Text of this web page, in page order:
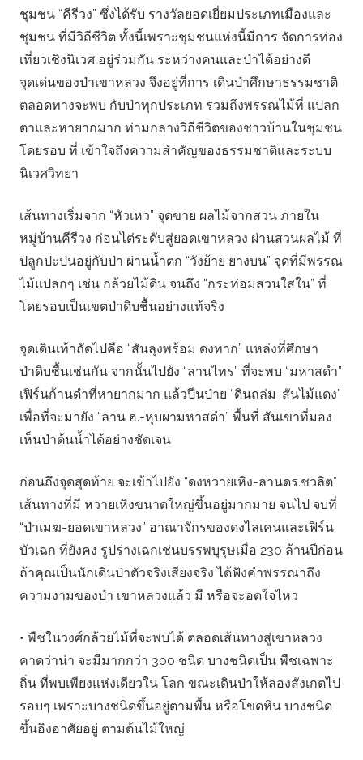
ชุมชน “คีรีวง” ซึ่งได้รับ รางวัลยอดเยี่ยมประเภทเมืองและ
ชุมชน ที่มีวิถีชีวิต ทั้งนี้เพราะชุมชนแห่งนี้มีการ จัดการท่อง
เที่ยวเชิงนิเวศ อยู่ร่วมกัน ระหว่างคนและป่าได้อย่างดี
จุดเด่นของป่าเขาหลวง จึงอยู่ที่การ เดินป่าศึกษาธรรมชาติ
ตลอดทางจะพบ กับป่าทุกประเภท รวมถึงพรรณไม้ที่ แปลก
ตาและหายากมาก ท่ามกลางวิถีชีวิตของชาวบ้านในชุมชน
โดยรอบ ที่ เข้าใจถึงความสําคัญของธรรมชาติและระบบ
นิเวศวิทยา
เส้นทางเริ่มจาก “หัวเหว” จุดขาย ผลไม้จากสวน ภายใน
หมู่บ้านคีรีวง ก่อนไต่ระดับสู่ยอดเขาหลวง ผ่านสวนผลไม้ ที่
ปลูกปะปนอยู่กับป่า ผ่านน้ำตก “วังย้าย ยางบน” จุดที่มีพรรณ
ไม้แปลกๆ เช่น กล้วยไม้ดิน จนถึง “กระท่อมสวนใสใน” ที่
โดยรอบเป็นเขตป่าดิบชื้นอย่างแท้จริง
จุดเดินเท้าถัดไปคือ “สันลุงพร้อม ดงทาก” แหล่งที่ศึกษา
ป่าดิบชื้นเช่นกัน จากนั้นไปยัง “ลานไทร” ที่จะพบ “มหาสดํา”
เฟิร์นก้านดําที่หายากมาก แล้วปีนป่าย “ดินถล่ม-สันไม้แดง”
เพื่อที่จะมายัง “ลาน ฮ.-หุบผามหาสดํา” พื้นที่ สันเขาที่มอง
เห็นป่าต้นน้ำได้อย่างชัดเจน
ก่อนถึงจุดสุดท้าย จะเข้าไปยัง “ดงหวายเหิง-ลานดร.ชวลิต”
เส้นทางที่มี หวายเหิงขนาดใหญ่ขึ้นอยู่มากมาย จนไป จบที่
“ป่าเมฆ-ยอดเขาหลวง” อาณาจักรของดงไลเคนและเฟิร์น
บัวเฉก ที่ยังคง รูปร่างเฉกเช่นบรรพบุรุษเมื่อ 230 ล้านปีก่อน
ถ้าคุณเป็นนักเดินป่าตัวจริงเสียงจริง ได้ฟังคําพรรณาถึง
ความงามของป่า เขาหลวงแล้ว มี หรือจะอดใจไหว
• พืชในวงศ์กล้วยไม้ที่จะพบได้ ตลอดเส้นทางสู่เขาหลวง
คาดว่าน่า จะมีมากกว่า 300 ชนิด บางชนิดเป็น พืชเฉพาะ
ถิ่น ที่พบเพียงแห่งเดียวใน โลก ขณะเดินป่าให้ลองสังเกตไป
รอบๆ เพราะบางชนิดขึ้นอยู่ตามพื้น หรือโขดหิน บางชนิด
ขึ้นอิงอาศัยอยู่ ตามต้นไม้ใหญ่